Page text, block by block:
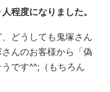
程度になりました。
どうしても鬼塚さん
んのお客様から「偽
です^^;（もちろん